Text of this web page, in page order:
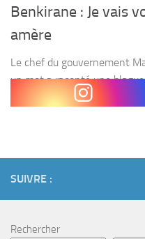
Benkirane : Je vais
amère
Le chef du gouvernement
un mot a raconté une
vidéo 🙂
SUIVRE :
Rechercher